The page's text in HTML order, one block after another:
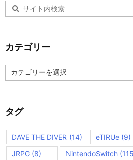
カテゴリー
テ
ー
タグ
DAVE THE DIVER (14) eTIRUe(9)
JRPG (8) NintendoSwitch